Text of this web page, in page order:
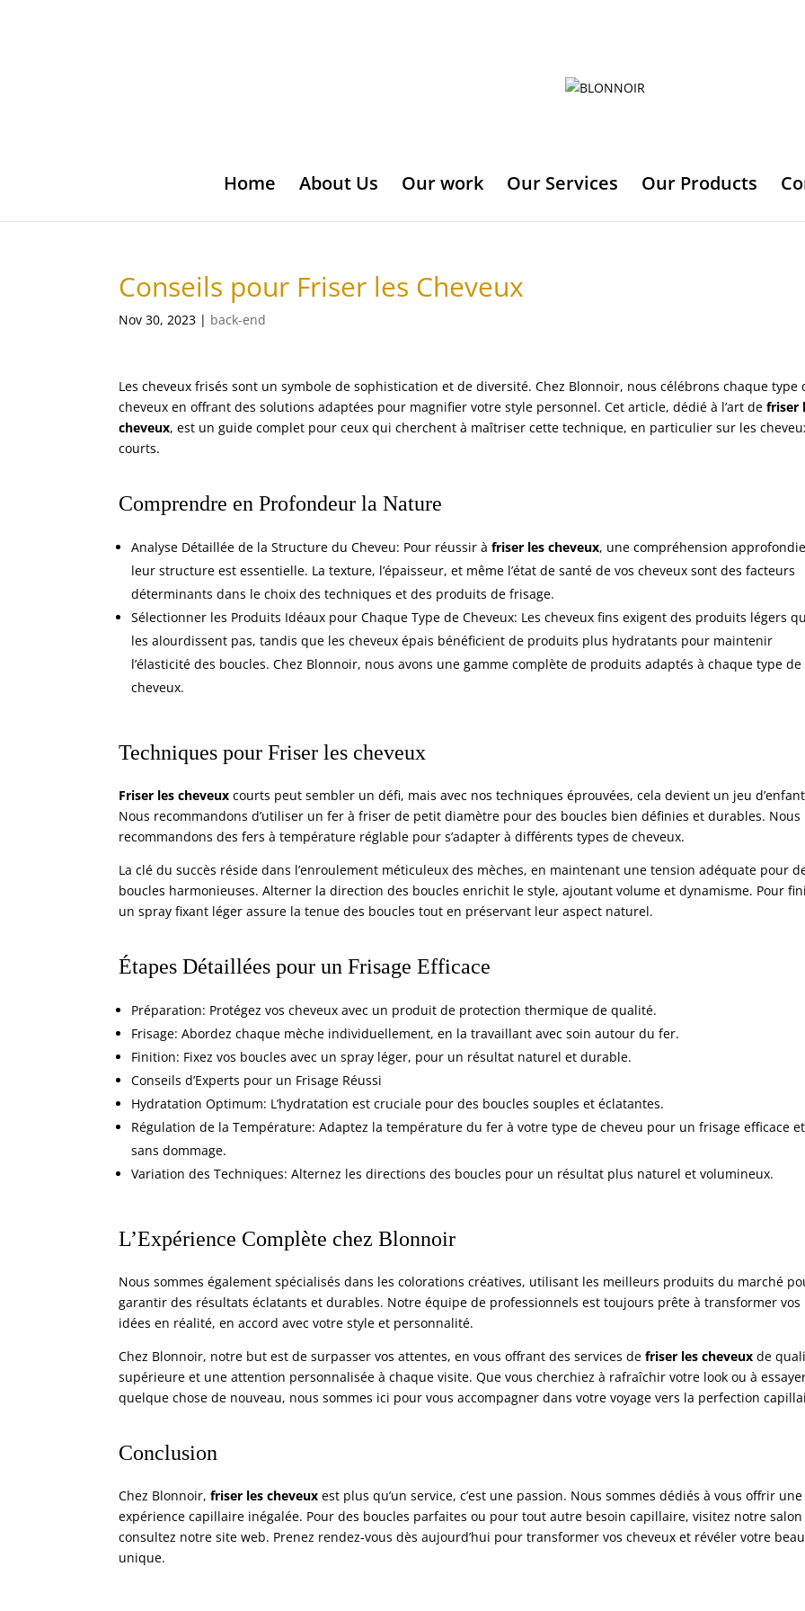
Home About Us Our work Our Services Our Products
Conseils pour Friser les Cheveux
Nov 30, 2023 | back-end
Les cheveux frisés sont un symbole de sophistication et de diversité. Chez Blonnoir, nous célébrons chaque type
cheveux en offrant des solutions adaptées pour magnifier votre style personnel. Cet article, dédié à l’art de friser
cheveux, est un guide complet pour ceux qui cherchent à maîtriser cette technique, en particulier sur les
courts.
Comprendre en Profondeur la Nature
Analyse Détaillée de la Structure du Cheveu: Pour réussir à friser les cheveux, une compréhension
leur structure est essentielle. La texture, l’épaisseur, et même l’état de santé de vos cheveux sont des facteurs
déterminants dans le choix des techniques et des produits de frisage.
Sélectionner les Produits Idéaux pour Chaque Type de Cheveux: Les cheveux fins exigent des produits légers
les alourdissent pas, tandis que les cheveux épais bénéficient de produits plus hydratants pour maintenir
l’élasticité des boucles. Chez Blonnoir, nous avons une gamme complète de produits adaptés à chaque type de
cheveux.
Techniques pour Friser les cheveux
Friser les cheveux courts peut sembler un défi, mais avec nos techniques éprouvées, cela devient un jeu
Nous recommandons d’utiliser un fer à friser de petit diamètre pour des boucles bien définies et durables. Nous
recommandons des fers à température réglable pour s’adapter à différents types de cheveux.
La clé du succès réside dans l’enroulement méticuleux des mèches, en maintenant une tension adéquate pour
boucles harmonieuses. Alterner la direction des boucles enrichit le style, ajoutant volume et dynamisme. Pour
un spray fixant léger assure la tenue des boucles tout en préservant leur aspect naturel.
Étapes Détaillées pour un Frisage Efficace
Préparation: Protégez vos cheveux avec un produit de protection thermique de qualité.
Frisage: Abordez chaque mèche individuellement, en la travaillant avec soin autour du fer.
Finition: Fixez vos boucles avec un spray léger, pour un résultat naturel et durable.
Conseils d’Experts pour un Frisage Réussi
Hydratation Optimum: L’hydratation est cruciale pour des boucles souples et éclatantes.
Régulation de la Température: Adaptez la température du fer à votre type de cheveu pour un frisage efficace et
sans dommage.
Variation des Techniques: Alternez les directions des boucles pour un résultat plus naturel et volumineux.
L’Expérience Complète chez Blonnoir
Nous sommes également spécialisés dans les colorations créatives, utilisant les meilleurs produits du marché
garantir des résultats éclatants et durables. Notre équipe de professionnels est toujours prête à transformer vos
idées en réalité, en accord avec votre style et personnalité.
Chez Blonnoir, notre but est de surpasser vos attentes, en vous offrant des services de friser les cheveux de
supérieure et une attention personnalisée à chaque visite. Que vous cherchiez à rafraîchir votre look ou à
quelque chose de nouveau, nous sommes ici pour vous accompagner dans votre voyage vers la perfection
Conclusion
Chez Blonnoir, friser les cheveux est plus qu’un service, c’est une passion. Nous sommes dédiés à vous offrir une
expérience capillaire inégalée. Pour des boucles parfaites ou pour tout autre besoin capillaire, visitez notre salon
consultez notre site web. Prenez rendez-vous dès aujourd’hui pour transformer vos cheveux et révéler votre
unique.